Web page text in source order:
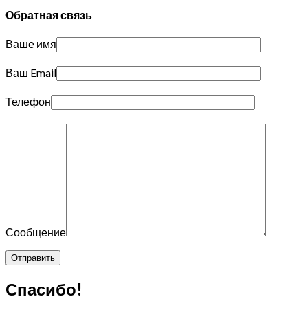
Обратная связь
Ваше имя
Ваш Email
Телефон
Сообщение
Спасибо!